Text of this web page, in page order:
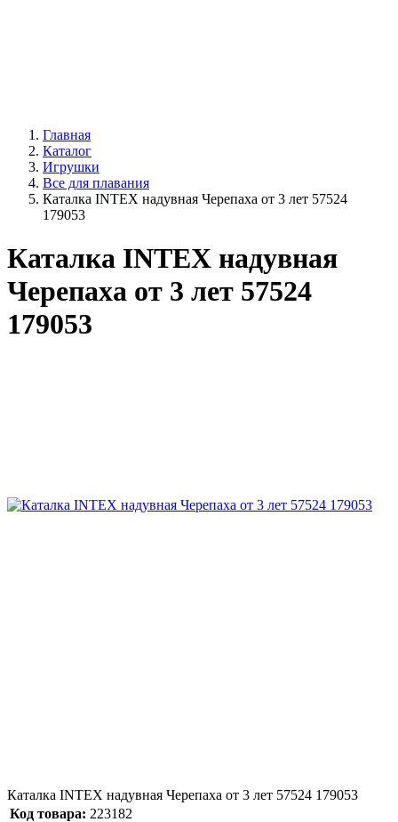
Главная
Каталог
Игрушки
Все для плавания
Каталка INTEX надувная Черепаха от 3 лет 57524
179053
Каталка INTEX надувная
Черепаха от 3 лет 57524
179053
Каталка INTEX надувная Черепаха от 3 лет 57524 179053
Код товара: 223182